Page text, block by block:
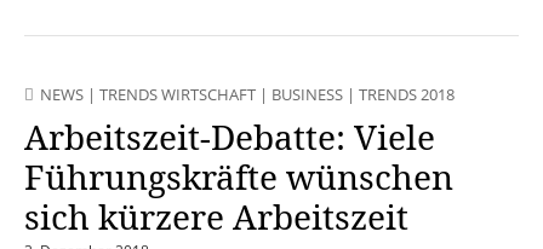
NEWS | TRENDS WIRTSCHAFT | BUSINESS | TRENDS 2018
Arbeitszeit-Debatte: Viele
Führungskräfte wünschen
sich kürzere Arbeitszeit